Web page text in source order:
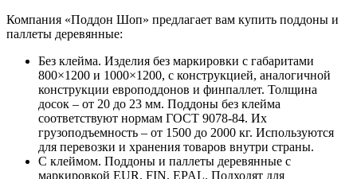
Компания «Поддон Шоп» предлагает вам купить поддоны и
паллеты деревянные:
Без клейма. Изделия без маркировки с габаритами
800×1200 и 1000×1200, с конструкцией, аналогичной
конструкции европоддонов и финпаллет. Толщина
досок – от 20 до 23 мм. Поддоны без клейма
соответствуют нормам ГОСТ 9078-84. Их
грузоподъемность – от 1500 до 2000 кг. Используются
для перевозки и хранения товаров внутри страны.
С клеймом. Поддоны и паллеты деревянные с
маркировкой EUR, FIN, EPAL. Подходят для